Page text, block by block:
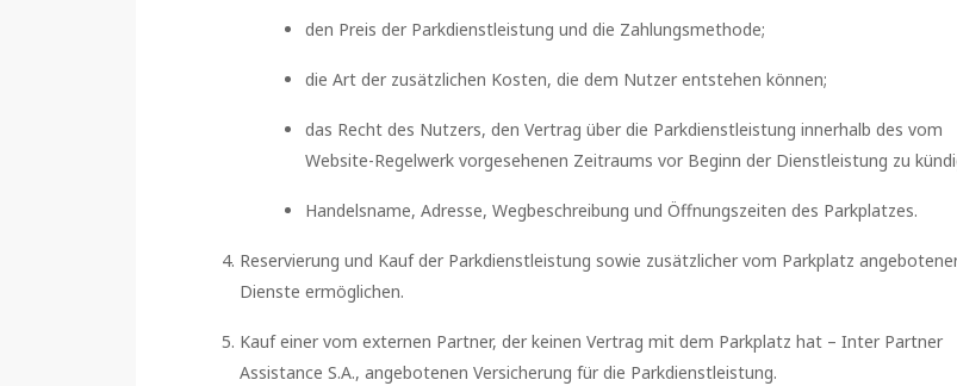
den Preis der Parkdienstleistung und die Zahlungsmethode;
die Art der zusätzlichen Kosten, die dem Nutzer entstehen können;
das Recht des Nutzers, den Vertrag über die Parkdienstleistung innerhalb des vom
Website-Regelwerk vorgesehenen Zeitraums vor Beginn der Dienstleistung zu
Handelsname, Adresse, Wegbeschreibung und Öffnungszeiten des Parkplatzes.
Reservierung und Kauf der Parkdienstleistung sowie zusätzlicher vom Parkplatz
Dienste ermöglichen.
Kauf einer vom externen Partner, der keinen Vertrag mit dem Parkplatz hat – Inter Partner
Assistance S.A., angebotenen Versicherung für die Parkdienstleistung.